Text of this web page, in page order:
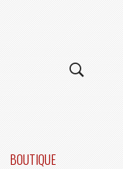
BOUTIQUE